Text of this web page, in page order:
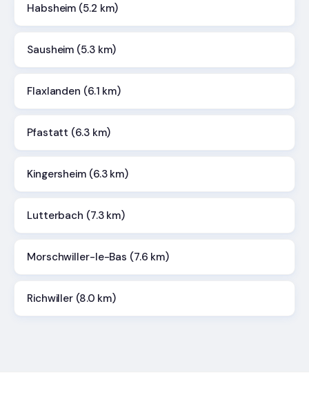
Habsheim (5.2 km)
Sausheim (5.3 km)
Flaxlanden (6.1 km)
Pfastatt (6.3 km)
Kingersheim (6.3 km)
Lutterbach (7.3 km)
Morschwiller-le-Bas (7.6 km)
Richwiller (8.0 km)